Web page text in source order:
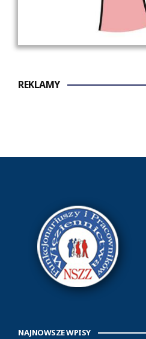
REKLAMY
NAJNOWSZE WPISY